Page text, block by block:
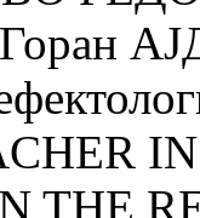
THE